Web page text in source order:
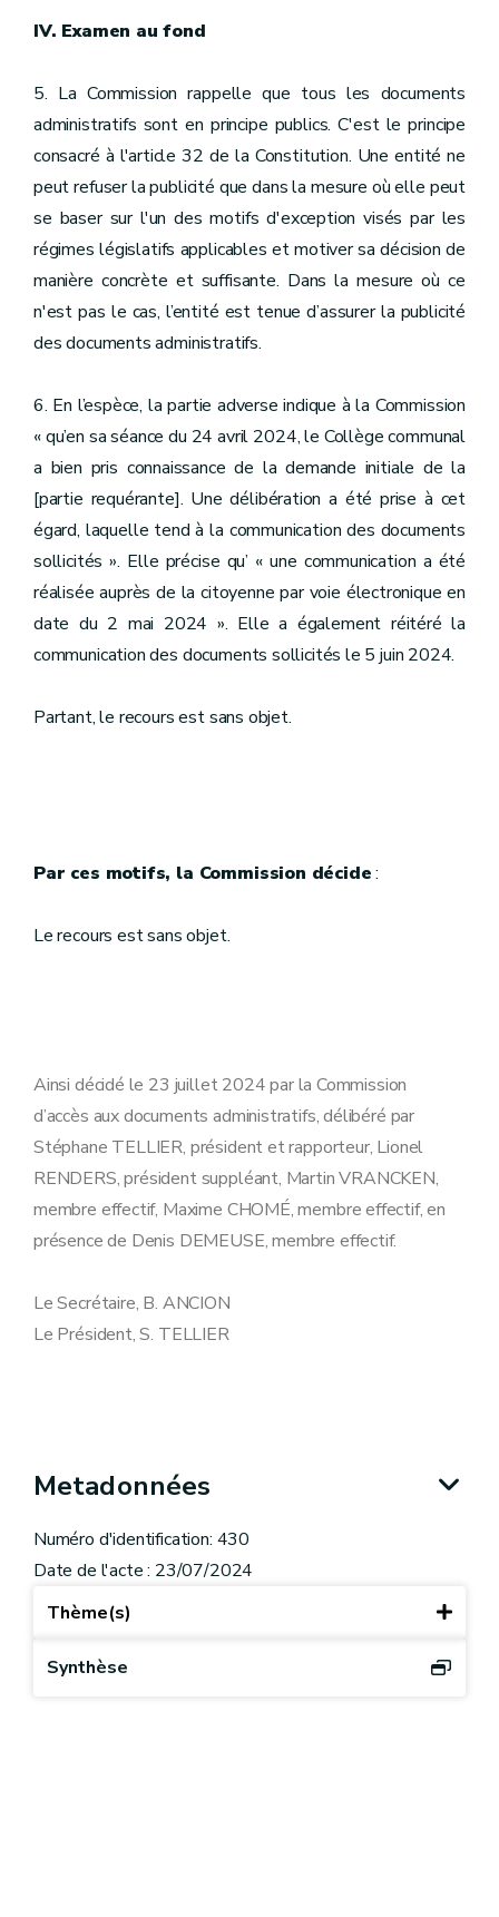
IV. Examen au fond
5. La Commission rappelle que tous les documents
administratifs sont en principe publics. C'est le principe
consacré à l'article 32 de la Constitution. Une entité ne
peut refuser la publicité que dans la mesure où elle peut
se baser sur l'un des motifs d'exception visés par les
régimes législatifs applicables et motiver sa décision de
manière concrète et suffisante. Dans la mesure où ce
n'est pas le cas, l’entité est tenue d’assurer la publicité
des documents administratifs.
6. En l’espèce, la partie adverse indique à la Commission
« qu’en sa séance du 24 avril 2024, le Collège communal
a bien pris connaissance de la demande initiale de la
[partie requérante]. Une délibération a été prise à cet
égard, laquelle tend à la communication des documents
sollicités ». Elle précise qu’ « une communication a été
réalisée auprès de la citoyenne par voie électronique en
date du 2 mai 2024 ». Elle a également réitéré la
communication des documents sollicités le 5 juin 2024.
Partant, le recours est sans objet.
Par ces motifs, la Commission décide:
Le recours est sans objet.
Ainsi décidé le 23 juillet 2024 par la Commission
d’accès aux documents administratifs, délibéré par
Stéphane TELLIER, président et rapporteur, Lionel
RENDERS, président suppléant, Martin VRANCKEN,
membre effectif, Maxime CHOMÉ, membre effectif, en
présence de Denis DEMEUSE, membre effectif.
Le Secrétaire, B. ANCION
Le Président, S. TELLIER
Metadonnées
Numéro d'identification: 430
Date de l'acte : 23/07/2024
Thème(s)
Synthèse